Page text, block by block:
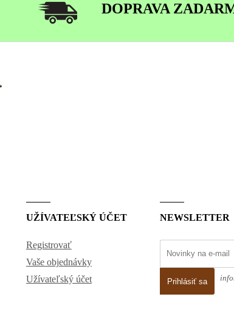
DOPRAVA
UŽÍVATEĽSKÝ ÚČET
Registrovať
Vaše objednávky
Užívateľský účet
NEWSLETTER
Prihlásiť sa